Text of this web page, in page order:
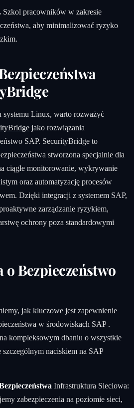
Szkol pracowników w zakresie
aby minimalizować ryzyko
systemu Linux, warto rozważyć
jako rozwiązania
SAP. SecurityBridge to
stworzona specjalnie dla
ciągłe monitorowanie, wykrywanie
oraz automatyzację procesów
Dzięki integracji z systemem SAP,
zarządzanie ryzykiem,
ochrony poza standardowymi
o Bezpieczeństwo
jak kluczowe jest zapewnienie
w środowiskach SAP .
kompleksowym dbaniu o wszystkie
szczególnym naciskiem na SAP
Infrastruktura Sieciowa:
zabezpieczenia na poziomie sieci,